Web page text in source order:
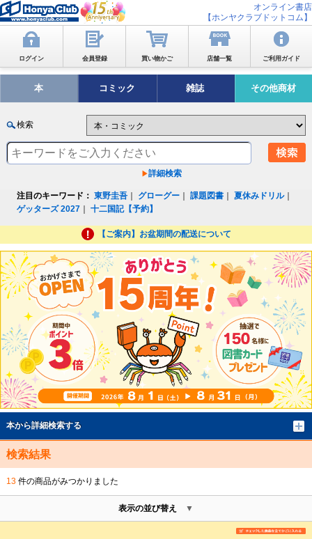
オンライン書店
【ホンヤクラブドットコム】
ログイン 会員登録 買い物かご 店舗一覧 ご利用ガイド
本 コミック 雑誌 その他商材
検索
詳細検索
注目のキーワード： 東野圭吾 グローグー ｜課題図書 ｜夏休みドリル｜
ゲッターズ 2027 ｜十二国記【予約】
【ご案内】お盆期間の配送について
本から詳細検索する
検索結果
13件の商品がみつかりました
表示の並び替え